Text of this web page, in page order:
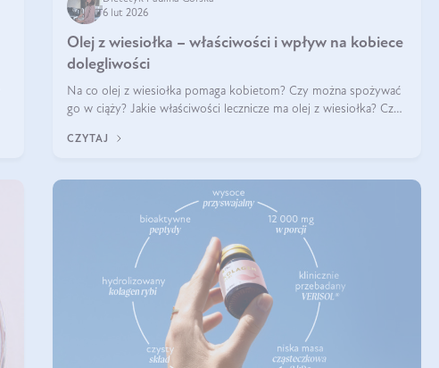
6 lut 2026
Olej z wiesiołka – właściwości i wpływ na kobiece
dolegliwości
Na co olej z wiesiołka pomaga kobietom? Czy można spożywać
go w ciąży? Jakie właściwości lecznicze ma olej z wiesiołka? Czy
efekty? Jaka jes
CZYTAJ